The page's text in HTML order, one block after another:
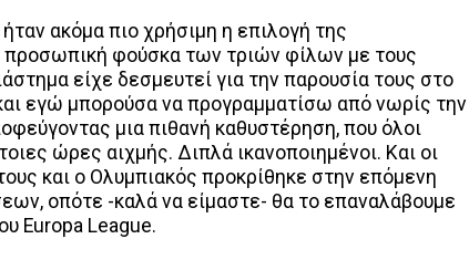
ακόμα πιο χρήσιμη η επιλογή της
φούσκα των τριών φίλων με τους
είχε δεσμευτεί για την παρουσία τους στο
εγώ μπορούσα να προγραμματίσω από νωρίς την
μια πιθανή καθυστέρηση, που όλοι
ώρες αιχμής. Διπλά ικανοποιημένοι. Και οι
και ο Ολυμπιακός προκρίθηκε στην επόμενη
οπότε -καλά να είμαστε- θα το επαναλάβουμε
Europa League.